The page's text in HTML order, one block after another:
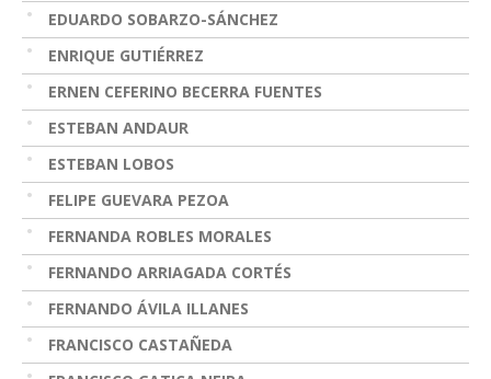
EDUARDO SOBARZO-SÁNCHEZ
ENRIQUE GUTIÉRREZ
ERNEN CEFERINO BECERRA FUENTES
ESTEBAN ANDAUR
ESTEBAN LOBOS
FELIPE GUEVARA PEZOA
FERNANDA ROBLES MORALES
FERNANDO ARRIAGADA CORTÉS
FERNANDO ÁVILA ILLANES
FRANCISCO CASTAÑEDA